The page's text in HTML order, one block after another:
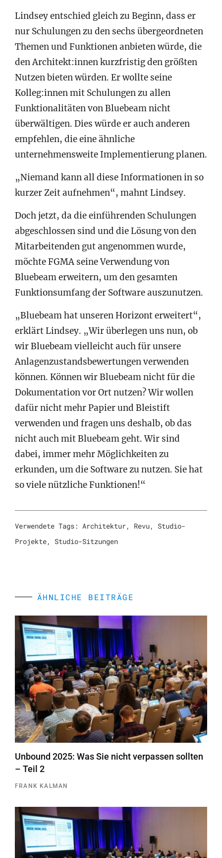
Lindsey entschied gleich zu Beginn, dass er
nur Schulungen zu den sechs übergeordneten
Themen und Funktionen anbieten würde, die
den Architekt:innen kurzfristig den größten
Nutzen bieten würden. Er wollte seine
Kolleg:innen mit Schulungen zu allen
Funktionalitäten von Bluebeam nicht
überwältigen. Dies würde er auch anderen
empfehlen, die eine ähnliche
unternehmensweite Implementierung planen.
„Niemand kann all diese Informationen in so
kurzer Zeit aufnehmen“, mahnt Lindsey.
Doch jetzt, da die einführenden Schulungen
abgeschlossen sind und die Lösung von den
Mitarbeitenden gut angenommen wurde,
möchte FGMA seine Verwendung von
Bluebeam erweitern, um den gesamten
Funktionsumfang der Software auszunutzen.
„Bluebeam hat unseren Horizont erweitert“,
erklärt Lindsey. „Wir überlegen uns nun, ob
wir Bluebeam vielleicht auch für unsere
Anlagenzustandsbewertungen verwenden
können. Können wir Bluebeam nicht für die
Dokumentation vor Ort nutzen? Wir wollen
dafür nicht mehr Papier und Bleistift
verwenden und fragen uns deshalb, ob das
nicht auch mit Bluebeam geht. Wir sind
dabei, immer mehr Möglichkeiten zu
erkunden, um die Software zu nutzen. Sie hat
so viele nützliche Funktionen!“
Verwendete Tags: Architektur, Revu, Studio-
Projekte, Studio-Sitzungen
ÄHNLICHE BEITRÄGE
Unbound 2025: Was Sie nicht verpassen sollten
– Teil 2
FRANK KALMAN